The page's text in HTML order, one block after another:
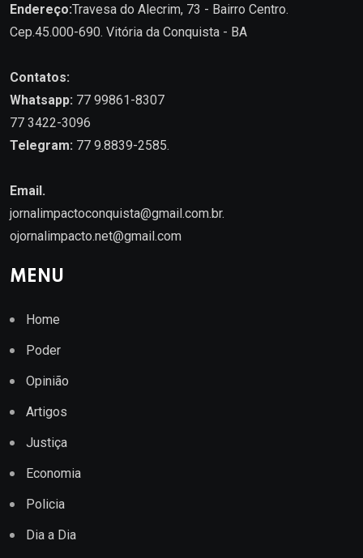
Endereço:Travesa do Alecrim, 73 - Bairro Centro.
Cep.45.000-690. Vitória da Conquista - BA
Contatos:
Whatsapp: 77 99861-8307
77 3422-3096
Telegram: 77 9.8839-2585.
Email.
jornalimpactoconquista@gmail.com.br.
ojornalimpacto.net@gmail.com
MENU
Home
Poder
Opinião
Artigos
Justiça
Economia
Policia
Dia a Dia